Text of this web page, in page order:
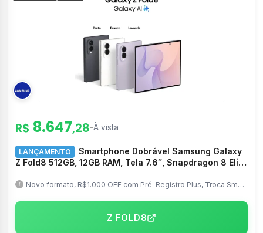
R$ 8.647,28–À vista
LANÇAMENTO
Smartphone Dobrável Samsung Galaxy
Z Fold8 512GB, 12GB RAM, Tela 7.6″, Snapdragon 8 Elite
SM-F971BZKXZTO
Novo formato, R$1.000 OFF com Pré-Registro Plus, Troca Smart
Z FOLD8